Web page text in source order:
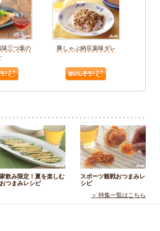
三つ葉の
豚しゃぶ納豆薬味ダレ
家飲み限定！夏を楽しむ
おつまみレシピ
スポーツ観戦おつまみレ
シピ
＞ 特集一覧はこちら